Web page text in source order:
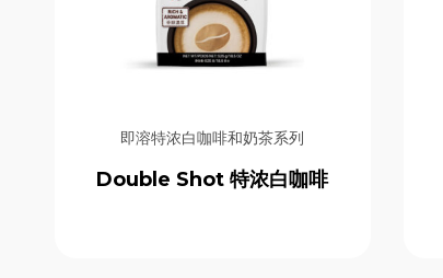
系列
南洋风味传统 Kopi 系列
即溶全谷燕麦片系列
即溶姜拿铁系列
即溶姜类饮品系列
即溶特浓白咖啡和奶茶系列
天然姜袋饮料系列
即溶特浓白咖啡和奶茶系列
Double Shot 特浓白咖啡